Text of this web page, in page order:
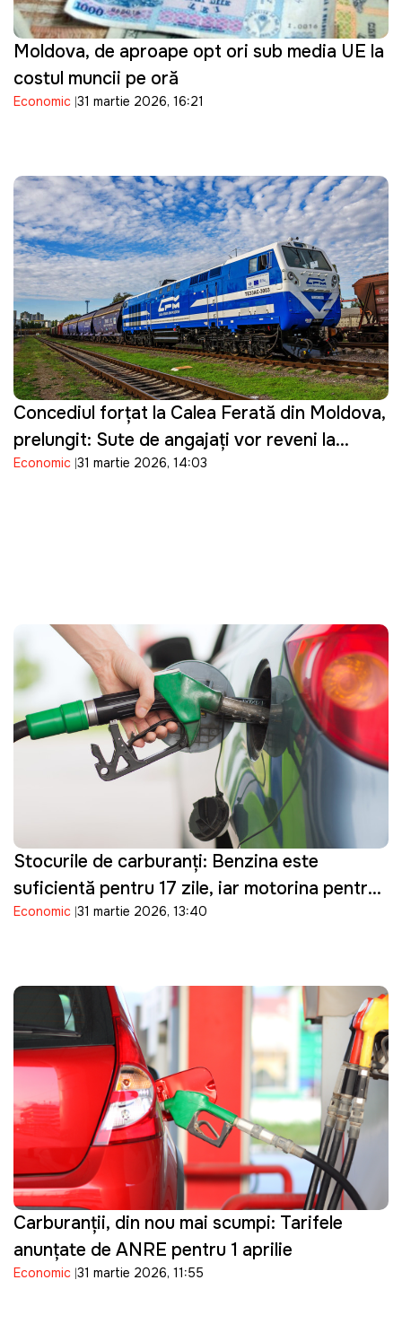
Moldova, de aproape opt ori sub media UE la
costul muncii pe oră
Economic 31 martie 2026, 16:21
Concediul forțat la Calea Ferată din Moldova,
prelungit: Sute de angajați vor reveni la
muncă abia în mai
Economic 31 martie 2026, 14:03
Stocurile de carburanți: Benzina este
suficientă pentru 17 zile, iar motorina pentru
șapte zile de consum
Economic 31 martie 2026, 13:40
Carburanții, din nou mai scumpi: Tarifele
anunţate de ANRE pentru 1 aprilie
Economic 31 martie 2026, 11:55